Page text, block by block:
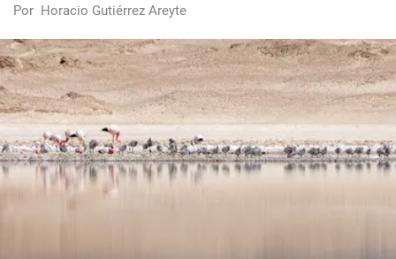
Por Horacio Gutiérrez Areyte